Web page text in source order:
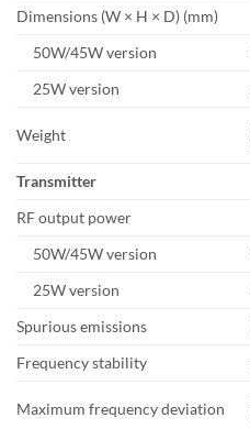
Dimensions (W × H × D) (mm)
50W/45W version
25W version
Weight
Transmitter
RF output power
50W/45W version
25W version
Spurious emissions
Frequency stability
Maximum frequency deviation